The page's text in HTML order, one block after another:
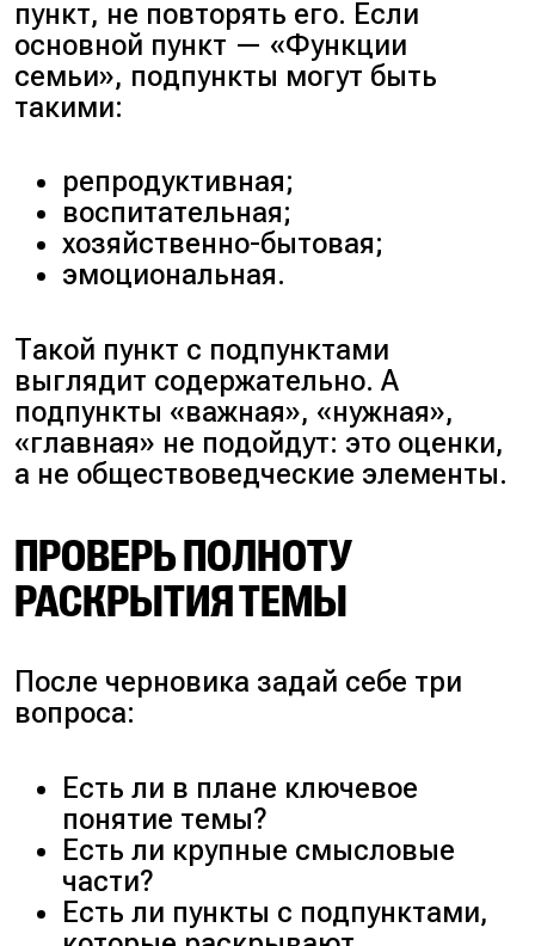
пункт, не повторять его. Если
основной пункт — «Функции
семьи», подпункты могут быть
такими:
репродуктивная;
воспитательная;
хозяйственно-бытовая;
эмоциональная.
Такой пункт с подпунктами
выглядит содержательно. А
подпункты «важная», «нужная»,
«главная» не подойдут: это оценки,
а не обществоведческие элементы.
ПРОВЕРЬ ПОЛНОТУ
РАСКРЫТИЯ ТЕМЫ
После черновика задай себе три
вопроса:
Есть ли в плане ключевое
понятие темы?
Есть ли крупные смысловые
части?
Есть ли пункты с подпунктами,